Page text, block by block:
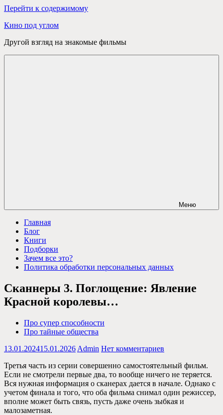
Перейти к содержимому
Кино под углом
Другой взгляд на знакомые фильмы
Меню
Главная
Блог
Книги
Подборки
Зачем все это?
Политика обработки персональных данных
Сканнеры 3. Поглощение: Явление
Красной королевы…
Про супер способности
Про тайные общества
13.01.202415.01.2026 Admin Нет комментариев
Третья часть из серии совершенно самостоятельный фильм.
Если не смотрели первые два, то вообще ничего не теряется.
Вся нужная информация о сканерах дается в начале. Однако с
учетом финала и того, что оба фильма снимал один режиссер,
вполне может быть связь, пусть даже очень зыбкая и
малозаметная.